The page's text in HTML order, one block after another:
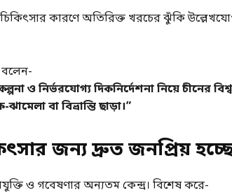
কারণে অতিরিক্ত খরচের ঝুঁকি
ও নির্ভরযোগ্য দিকনির্দেশনা নিয়ে চীনের
বা বিভ্রান্তি ছাড়া।”
জন্য দ্রুত জনপ্রিয়
ও গবেষণার অন্যতম কেন্দ্র। বিশেষ করে-